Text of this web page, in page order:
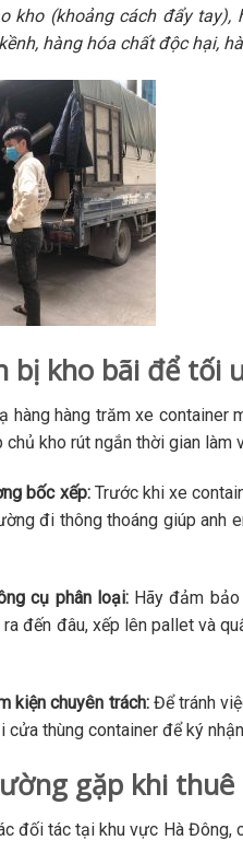
kho (khoảng cách đẩy
hàng hóa chất độc hại,
bị kho bãi để tối
hàng hàng trăm xe
kho rút ngắn thời gian
bốc xếp:Trước khi xe
đi thông thoáng giúp anh
cụ phân loại:Hãy đảm bảo
đến đâu, xếp lên pallet và
kiện chuyên trách:Để tránh
thùng container để ký
gặp khi
đối tác tại khu vực Hà